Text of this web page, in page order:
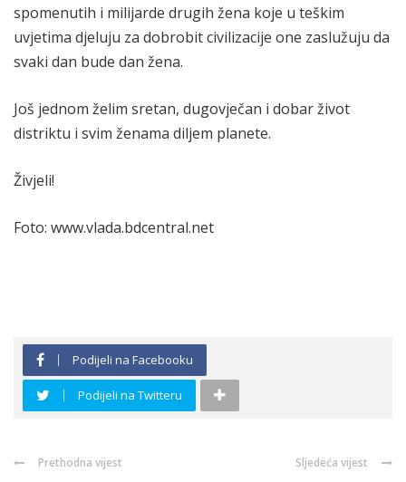
spomenutih i milijarde drugih žena koje u teškim
uvjetima djeluju za dobrobit civilizacije one zaslužuju da
svaki dan bude dan žena.
Još jednom želim sretan, dugovječan i dobar život
distriktu i svim ženama diljem planete.
Živjeli!
Foto: www.vlada.bdcentral.net
Podijeli na Facebooku
Podijeli na Twitteru
Prethodna vijest Sljedeća vijest